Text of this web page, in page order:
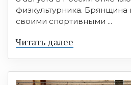
физкультурника. Брянщина
своими спортивными ...
Читать далее